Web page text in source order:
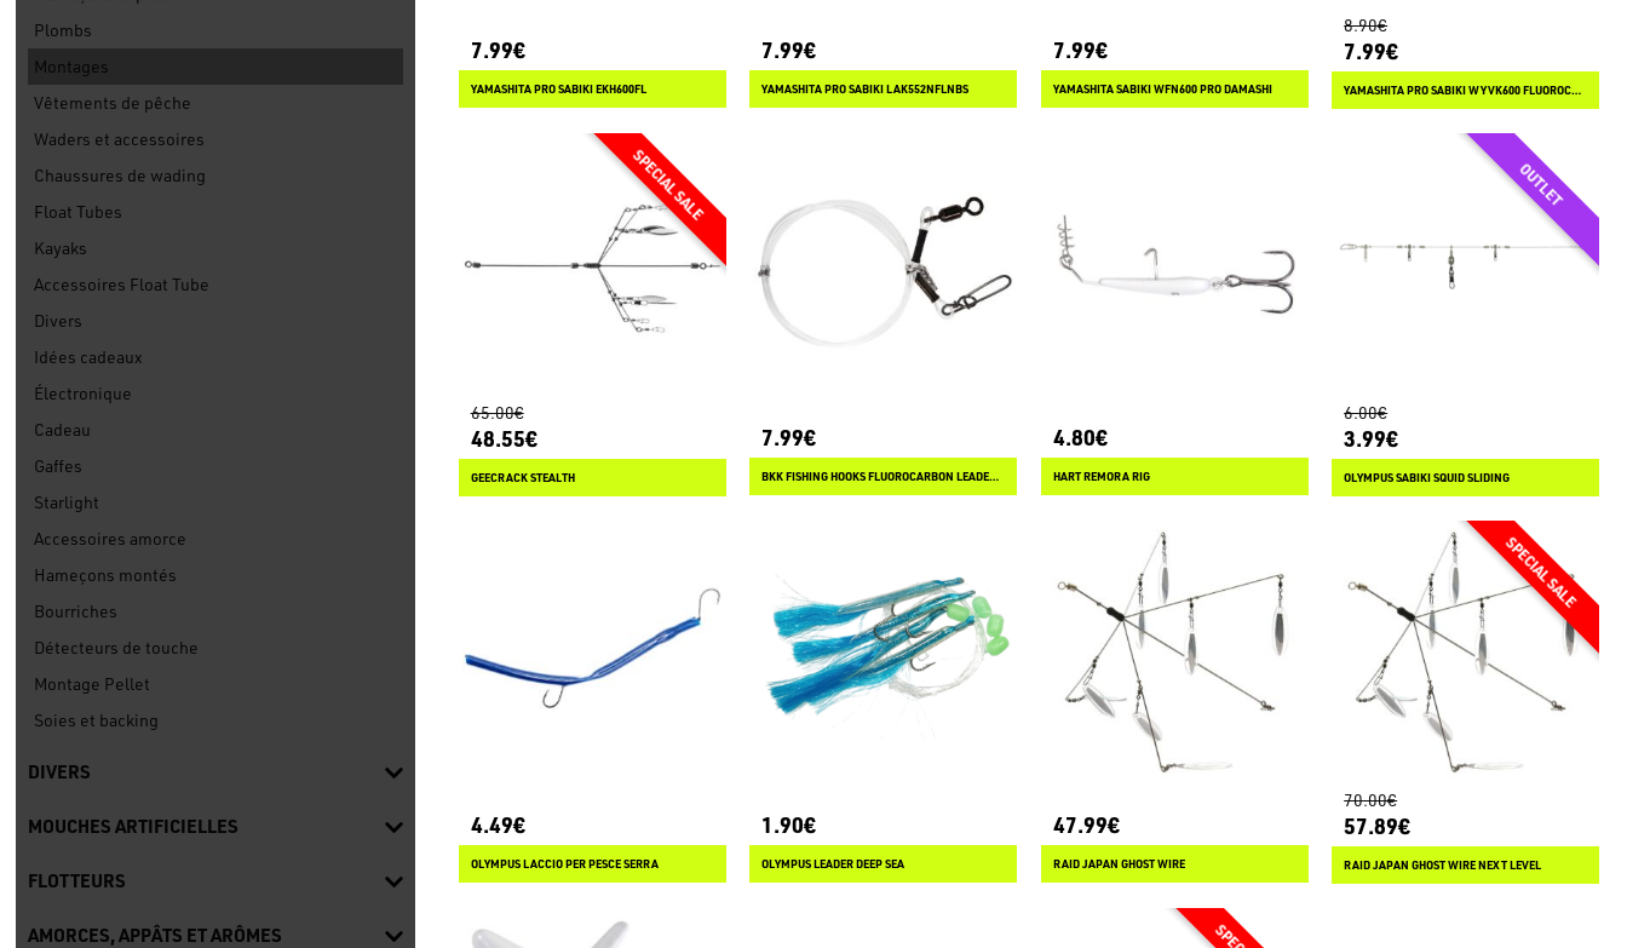
Plombs
Montages
Vêtements de pêche
Waders et accessoires
Chaussures de wading
Float Tubes
Kayaks
Accessoires Float Tube
Divers
Idées cadeaux
Électronique
Cadeau
Gaffes
Starlight
Accessoires amorce
Hameçons montés
Bourriches
Détecteurs de touche
Montage Pellet
Soies et backing
DIVERS
MOUCHES ARTIFICIELLES
FLOTTEURS
AMORCES, APPÂTS ET ARÔMES
7.99€
YAMASHITA PRO SABIKI EKH600FL
7.99€
YAMASHITA PRO SABIKI LAK552NFLNBS
7.99€
YAMASHITA SABIKI WFN600 PRO DAMASHI
8.90€
7.99€
YAMASHITA PRO SABIKI WYVK600 FLUOROCARBON
65.00€
48.55€
GEECRACK STEALTH
7.99€
BKK FISHING HOOKS FLUOROCARBON LEADER HD
4.80€
HART REMORA RIG
6.00€
3.99€
OLYMPUS SABIKI SQUID SLIDING
4.49€
OLYMPUS LACCIO PER PESCE SERRA
1.90€
OLYMPUS LEADER DEEP SEA
47.99€
RAID JAPAN GHOST WIRE
70.00€
57.89€
RAID JAPAN GHOST WIRE NEXT LEVEL